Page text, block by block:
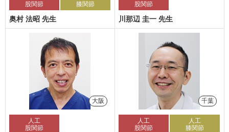
股関節
膝関節
奥村 法昭 先生
股関節
川那辺 圭一 先生
大阪
人工
股関節
千葉
人工
股関節
人工
膝関節